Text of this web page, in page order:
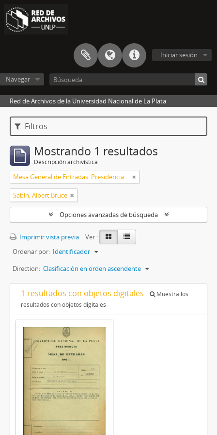
Iniciar sesión
Navegar
Red de Archivos de la Universidad Nacional de La Plata
Filtros
Mostrando 1 resultados
Descripción archivística
Mesa General de Entradas. Presidencia UNLP
Sabin, Albert Bruce
Opciones avanzadas de búsqueda
Imprimir vista previa
Ver :
Ordenar por: Identificador
Direction: Clasificación en orden ascendente
1 resultados con objetos digitales
Muestra los
resultados con objetos digitales